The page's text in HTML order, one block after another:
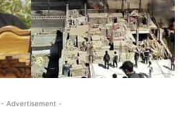
- Advertisement -